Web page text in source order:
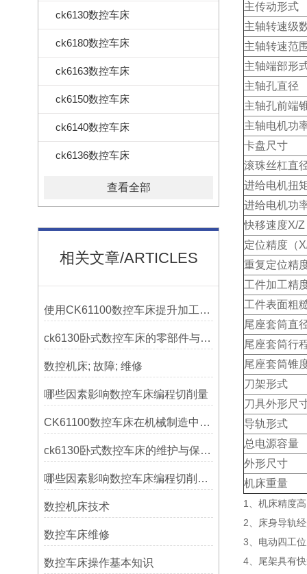
ck6130数控车床
ck6180数控车床
ck6163数控车床
ck6150数控车床
ck6140数控车床
ck6136数控车床
查看全部
相关文章/ARTICLES
使用CK61100数控车床提升加工精度的方法
ck6130卧式数控车床的零部件与配置解析
数控机床; 故障; 维修
哪些因素影响数控车床编程切削量
CK61100数控车床在机械制造中的实际表现
ck6130卧式数控车床的维护与保养策略
哪些因素影响数控车床编程切削量？
数控机床技术
数控车床维修
数控车床操作基本知识
主传动形式
主轴转速级
主轴转速范
主轴端部形
主轴孔直径
主轴孔前端
主轴电机功
卡盘尺寸
滚珠丝杠直
进给电机扭
进给电机功
快移速度X/Z
定位精度（
重复定位精
工件加工精
工件表面粗
尾座套筒直
尾座套筒行
尾座套筒锥
刀架形式
刀具外形尺
导轨形式
总电源容量
外形尺寸
机床重量
1、机床精度
2、床身导轨
3、电动四工
4、尾架具有